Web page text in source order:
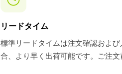
リードタイム
標準リードタイムは注文確認およ
合、より早く出荷可能です。ご注文